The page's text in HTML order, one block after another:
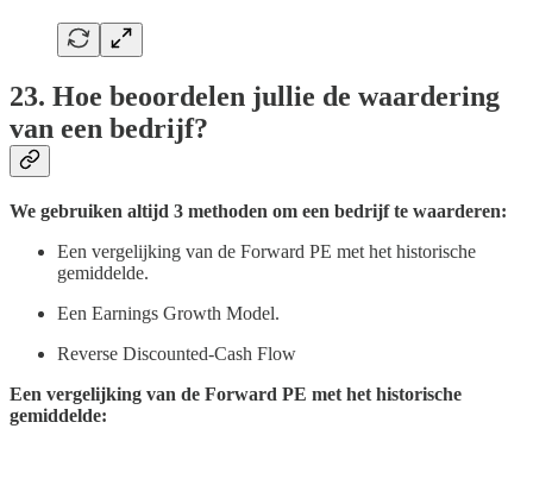
23. Hoe beoordelen jullie de waardering
van een bedrijf?
We gebruiken altijd 3 methoden om een bedrijf te waarderen:
Een vergelijking van de Forward PE met het historische
gemiddelde.
Een Earnings Growth Model.
Reverse Discounted-Cash Flow
Een vergelijking van de Forward PE met het historische
gemiddelde: